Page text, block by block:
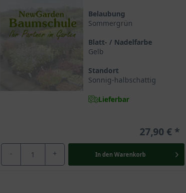
Belaubung
Sommergrün
Blatt- / Nadelfarbe
Gelb
Standort
Sonnig-halbschattig
Lieferbar
27,90 €
- + In den Warenkorb